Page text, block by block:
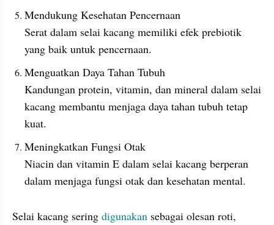
Mendukung Kesehatan Pencernaan
Serat dalam selai kacang memiliki efek prebiotik
yang baik untuk pencernaan.
Menguatkan Daya Tahan Tubuh
Kandungan protein, vitamin, dan mineral dalam selai
kacang membantu menjaga daya tahan tubuh tetap
kuat.
Meningkatkan Fungsi Otak
Niacin dan vitamin E dalam selai kacang berperan
dalam menjaga fungsi otak dan kesehatan mental.
Selai kacang sering digunakan sebagai olesan roti,